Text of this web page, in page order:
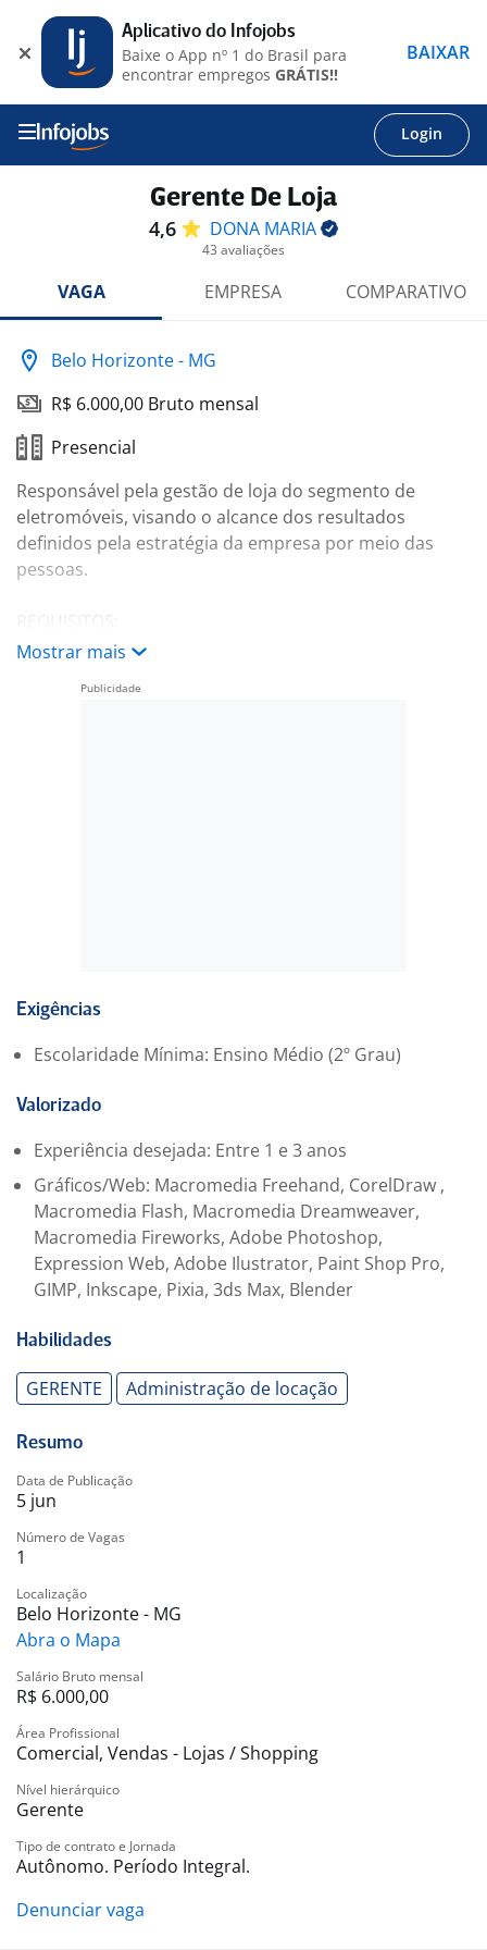
Login
Gerente De Loja
4,6 DONA MARIA
43 avaliações
VAGA EMPRESA COMPARATIVO
Belo Horizonte - MG
R$ 6.000,00 Bruto mensal
Presencial
Responsável pela gestão de loja do segmento de
eletromóveis, visando o alcance dos resultados
definidos pela estratégia da empresa por meio das
pessoas.
eletromóveis ou outro segmento do varejo.
Mostrar mais
Exigências
Escolaridade Mínima: Ensino Médio (2º Grau)
Valorizado
Experiência desejada: Entre 1 e 3 anos
Gráficos/Web: Macromedia Freehand, CorelDraw ,
Macromedia Flash, Macromedia Dreamweaver,
Macromedia Fireworks, Adobe Photoshop,
Expression Web, Adobe Ilustrator, Paint Shop Pro,
GIMP, Inkscape, Pixia, 3ds Max, Blender
Habilidades
GERENTE Administração de locação
Resumo
Data de Publicação
5 jun
Número de Vagas
1
Localização
Belo Horizonte - MG
Abra o Mapa
Salário Bruto mensal
R$ 6.000,00
Área Profissional
Comercial, Vendas - Lojas / Shopping
Nível hierárquico
Gerente
Tipo de contrato e Jornada
Autônomo. Período Integral.
Denunciar vaga
Aplicativo do Infojobs
Baixe o App nº 1 do Brasil para
encontrar empregos GRÁTIS!!
BAIXAR